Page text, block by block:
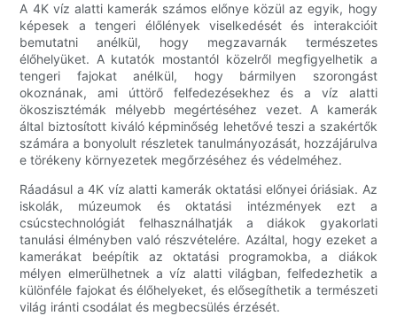
A 4K víz alatti kamerák számos előnye közül az egyik, hogy
képesek a tengeri élőlények viselkedését és interakcióit
bemutatni anélkül, hogy megzavarnák természetes
élőhelyüket. A kutatók mostantól közelről megfigyelhetik a
tengeri fajokat anélkül, hogy bármilyen szorongást
okoznának, ami úttörő felfedezésekhez és a víz alatti
ökoszisztémák mélyebb megértéséhez vezet. A kamerák
által biztosított kiváló képminőség lehetővé teszi a szakértők
számára a bonyolult részletek tanulmányozását, hozzájárulva
e törékeny környezetek megőrzéséhez és védelméhez.
Ráadásul a 4K víz alatti kamerák oktatási előnyei óriásiak. Az
iskolák, múzeumok és oktatási intézmények ezt a
csúcstechnológiát felhasználhatják a diákok gyakorlati
tanulási élményben való részvételére. Azáltal, hogy ezeket a
kamerákat beépítik az oktatási programokba, a diákok
mélyen elmerülhetnek a víz alatti világban, felfedezhetik a
különféle fajokat és élőhelyeket, és elősegíthetik a természeti
világ iránti csodálat és megbecsülés érzését.